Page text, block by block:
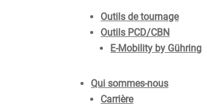
Outils de tournage
Outils PCD/CBN
E-Mobility by Gühring
Qui sommes-nous
Carrière